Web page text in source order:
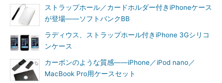
ストラップホール／カードホルダー付きiPhoneケース
が登場――ソフトバンクBB
ラディウス、ストラップホール付きiPhone 3Gシリコ
ンケース
カーボンのような質感――iPhone／iPod nano／
MacBook Pro用ケースセット